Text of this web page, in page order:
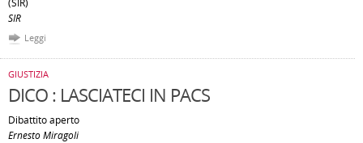
(SIR)
SIR
Leggi
GIUSTIZIA
DICO : LASCIATECI IN PACS
Dibattito aperto
Ernesto Miragoli